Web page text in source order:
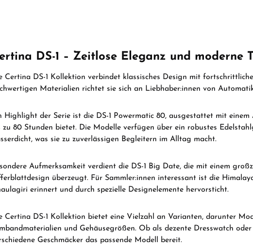
DS-1 – Zeitlose Eleganz und moderne
Certina DS-1 Kollektion verbindet klassisches Design mit
Materialien richtet sie sich an Liebhaber:innen von
Highlight der Serie ist die DS-1 Powermatic 80, ausgestattet mit
zu 80 Stunden bietet. Die Modelle verfügen über ein robustes
was sie zu zuverlässigen Begleitern im Alltag macht.
Aufmerksamkeit verdient die DS-1 Big Date, die mit einem
überzeugt. Für Sammler:innen interessant ist die
erinnert und durch spezielle Designelemente hervorsticht.
Certina DS-1 Kollektion bietet eine Vielzahl an Varianten, darunter
und Gehäusegrößen. Ob als dezente Dresswatch
Geschmäcker das passende Modell bereit.